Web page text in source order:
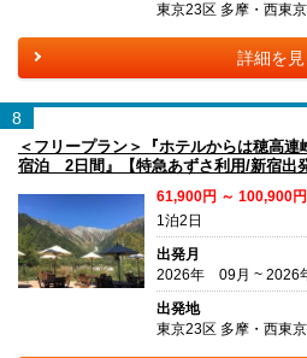
東京23区 多摩・西東
詳細を見
8
＜フリープラン＞『ホテルからは穂高
宿泊 2日間』【特急あずさ利用/新宿出発
61,900円 ～ 100,900円
1泊2日
出発月
2026年 09月 ~ 2026
出発地
東京23区 多摩・西東